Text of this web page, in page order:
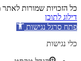
כל הזכויות שמורות לאתר
דילוג לתוכן
פתח סרגל נגישות
כלי נגישות